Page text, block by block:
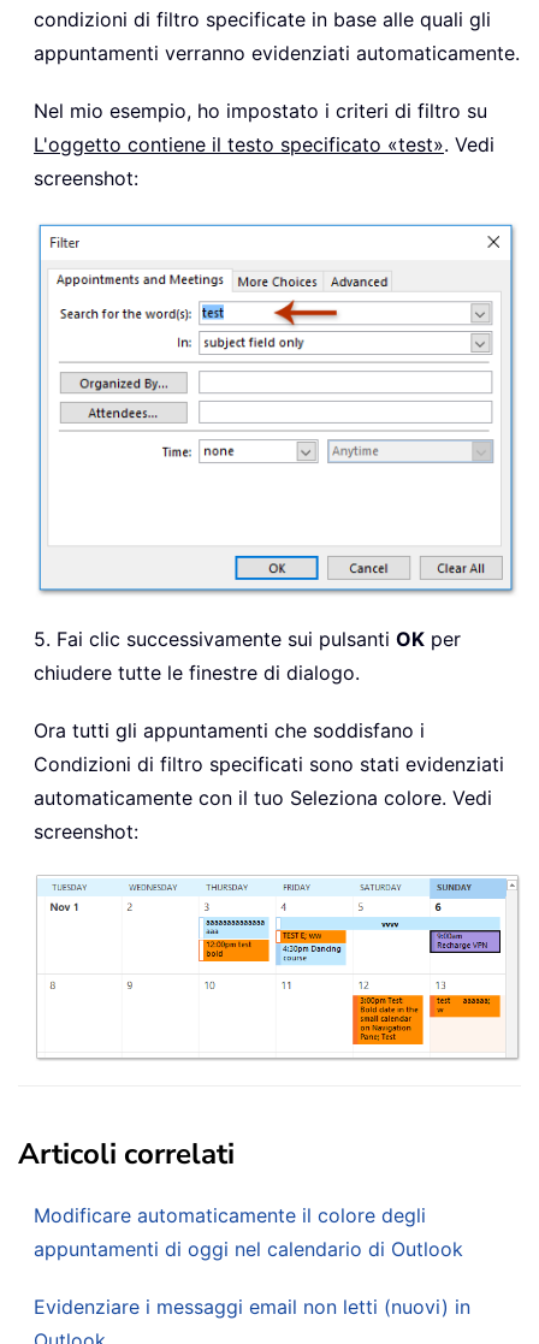
condizioni di filtro specificate in base alle quali gli
appuntamenti verranno evidenziati automaticamente.
Nel mio esempio, ho impostato i criteri di filtro su
L'oggetto contiene il testo specificato «test». Vedi
screenshot:
5. Fai clic successivamente sui pulsanti OK per
chiudere tutte le finestre di dialogo.
Ora tutti gli appuntamenti che soddisfano i
Condizioni di filtro specificati sono stati evidenziati
automaticamente con il tuo Seleziona colore. Vedi
screenshot:
Articoli correlati
Modificare automaticamente il colore degli
appuntamenti di oggi nel calendario di Outlook
Evidenziare i messaggi email non letti (nuovi) in